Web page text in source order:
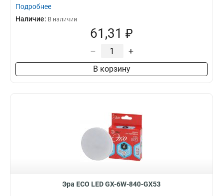
Подробнее
Наличие: В наличии
61,31 ₽
– +
В корзину
Эра ECO LED GX-6W-840-GX53